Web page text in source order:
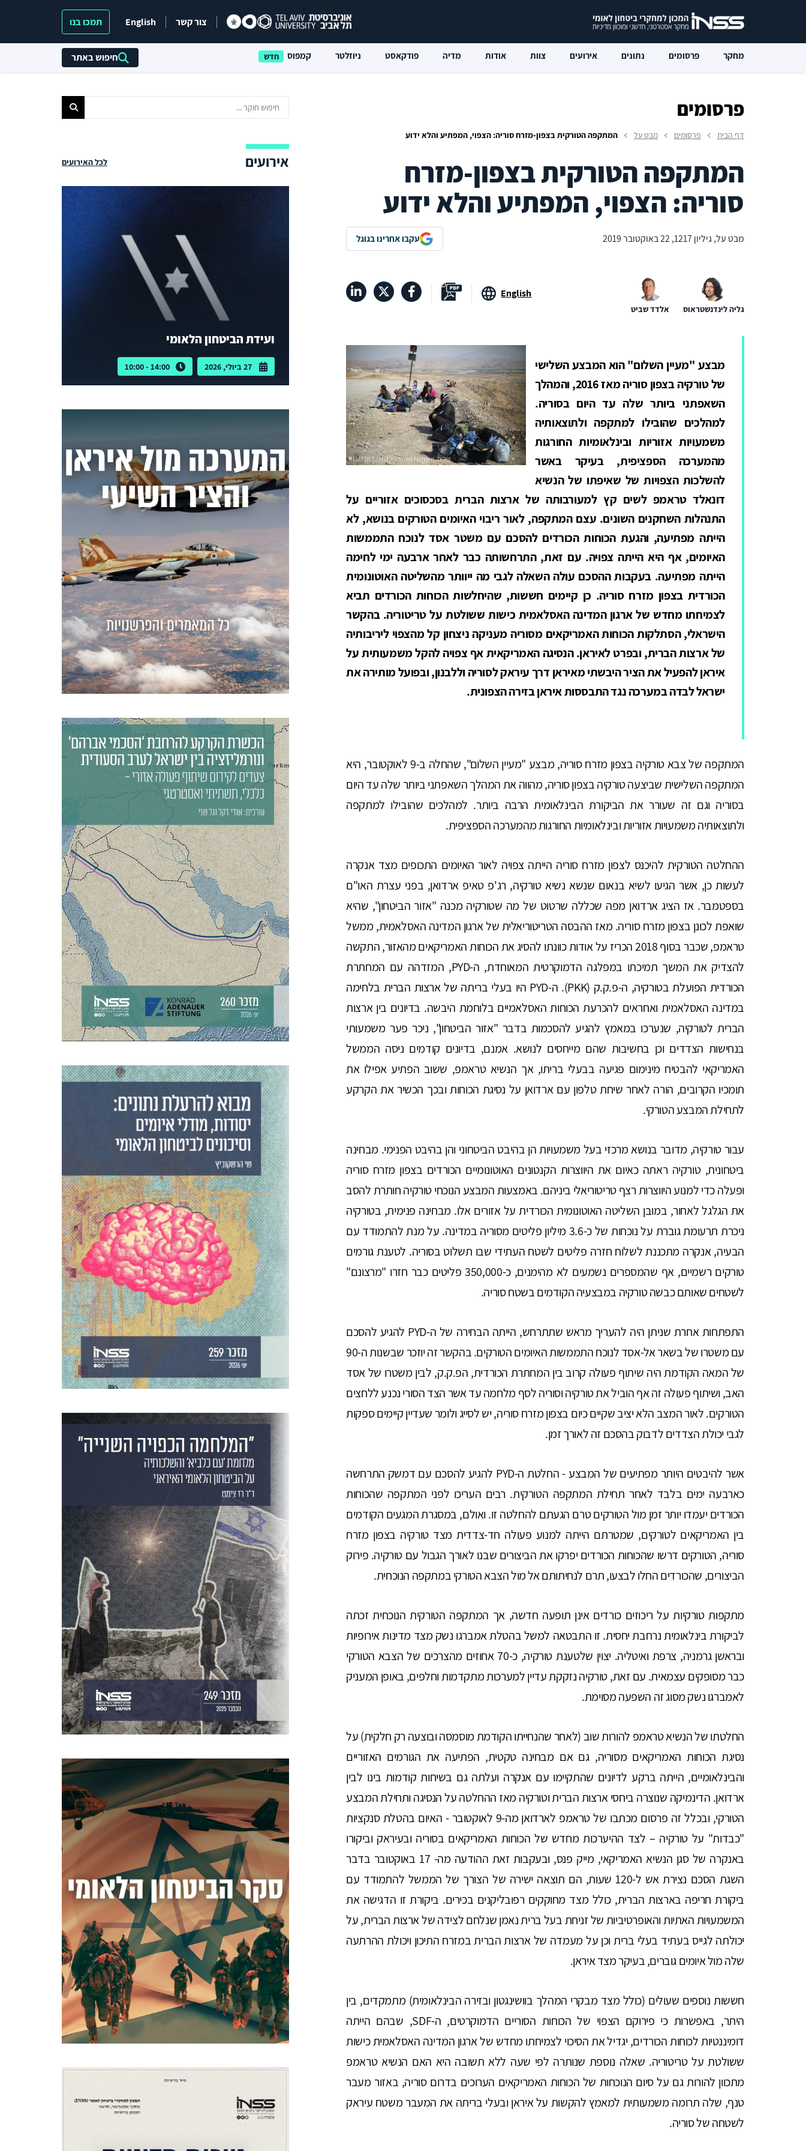
צור קשר English תמכו בנו
מחקר פרסומים נתונים אירועים צוות אודות מדיה פודקאסט ניוזלטר קמפוס חיפוש באתר
פרסומים
דף הבית פרסומים מבט על המתקפה הטורקית בצפון-מזרח סוריה: הצפוי, המפתיע והלא ידוע
המתקפה הטורקית בצפון-מזרח
סוריה: הצפוי, המפתיע והלא ידוע
מבט על, גיליון 1217, 22 באוקטובר 2019 עקבו אחרינו בגוגל
English
גליה לינדנשטראוס אלדד שביט
מבצע "מעיין השלום" הוא המבצע השלישי
של טורקיה בצפון סוריה מאז 2016, והמהלך
השאפתני ביותר שלה עד היום בסוריה.
למהלכים שהובילו למתקפה ולתוצאותיה
משמעויות אזוריות ובינלאומיות החורגות
מהמערכה הספציפית, בעיקר באשר
להשלכות הצפויות של שאיפתו של הנשיא
דונאלד טראמפ לשים קץ למעורבותה של ארצות הברית בסכסוכים אזוריים על
התנהלות השחקנים השונים. עצם המתקפה, לאור ריבוי האיומים הטורקים בנושא, לא
הייתה מפתיעה, והגעת הכוחות הכורדים להסכם עם משטר אסד לנוכח התממשות
האיומים, אף היא הייתה צפויה. עם זאת, התרחשותה כבר לאחר ארבעה ימי לחימה
הייתה מפתיעה. בעקבות ההסכם עולה השאלה לגבי מה ייוותר מהשליטה האוטונומית
הכורדית בצפון מזרח סוריה. כן קיימים חששות, שהיחלשות הכוחות הכורדים תביא
לצמיחתו מחדש של ארגון המדינה האסלאמית כישות ששולטת על טריטוריה. בהקשר
הישראלי, הסתלקות הכוחות האמריקאים מסוריה מעניקה ניצחון קל מהצפוי ליריבותיה
של ארצות הברית, ובפרט לאיראן. הנסיגה האמריקאית אף צפויה להקל משמעותית על
איראן להפעיל את הציר היבשתי מאיראן דרך עיראק לסוריה וללבנון, ובפועל מותירה את
ישראל לבדה במערכה נגד התבססות איראן בזירה הצפונית.
המתקפה של צבא טורקיה בצפון מזרח סוריה, מבצע "מעיין השלום", שהחלה ב-9 לאוקטובר, היא
המתקפה השלישית שביצעה טורקיה בצפון סוריה, מהווה את המהלך השאפתני ביותר שלה עד היום
בסוריה וגם זה שעורר את הביקורת הבינלאומית הרבה ביותר. למהלכים שהובילו למתקפה
ולתוצאותיה משמעויות אזוריות ובינלאומיות החורגות מהמערכה הספציפית.
ההחלטה הטורקית להיכנס לצפון מזרח סוריה הייתה צפויה לאור האיומים התכופים מצד אנקרה
לעשות כן, אשר הגיעו לשיא בנאום שנשא נשיא טורקיה, רג'פ טאיפ ארדואן, בפני עצרת האו"ם
בספטמבר. אז הציג ארדואן מפה שכללה שרטוט של מה שטורקיה מכנה "אזור הביטחון", שהיא
שואפת לכונן בצפון מזרח סוריה. מאז ההבסה הטריטוריאלית של ארגון המדינה האסלאמית, ממשל
טראמפ, שכבר בסוף 2018 הכריז על אודות כוונתו להסיג את הכוחות האמריקאים מהאזור, התקשה
להצדיק את המשך תמיכתו במפלגה הדמוקרטית המאוחדת, ה-PYD, המזדהה עם המחתרת
הכורדית הפועלת בטורקיה, ה-פ.ק.ק (PKK). ה-PYD היו בעלי בריתה של ארצות הברית בלחימה
במדינה האסלאמית ואחראים להכרעת הכוחות האסלאמיים בלוחמת היבשה. בדיונים בין ארצות
הברית לטורקיה, שנערכו במאמץ להגיע להסכמות בדבר "אזור הביטחון", ניכר פער משמעותי
בנחישות הצדדים וכן בחשיבות שהם מייחסים לנושא. אמנם, בדיונים קודמים ניסה הממשל
האמריקאי להבטיח מינימום פגיעה בבעלי בריתו, אך הנשיא טראמפ, ששוב הפתיע אפילו את
תומכיו הקרובים, הורה לאחר שיחת טלפון עם ארדואן על נסיגת הכוחות ובכך הכשיר את הקרקע
לתחילת המבצע הטורקי.
עבור טורקיה, מדובר בנושא מרכזי בעל משמעויות הן בהיבט הביטחוני והן בהיבט הפנימי. מבחינה
ביטחונית, טורקיה ראתה כאיום את היווצרות הקנטונים האוטונומיים הכורדים בצפון מזרח סוריה
ופעלה כדי למנוע היווצרות רצף טריטוריאלי ביניהם. באמצעות המבצע הנוכחי טורקיה חותרת להסב
את הגלגל לאחור, במובן השליטה האוטונומית הכורדית על אזורים אלו. מבחינה פנימית, בטורקיה
ניכרת תרעומת גוברת על נוכחות של כ-3.6 מיליון פליטים מסוריה במדינה. על מנת להתמודד עם
הבעיה, אנקרה מתכננת לשלוח חזרה פליטים לשטח העתידי שבו תשלוט בסוריה. לטענת גורמים
טורקים רשמיים, אף שהמספרים נשמעים לא מהימנים, כ-350,000 פליטים כבר חזרו "מרצונם"
לשטחים שאותם כבשה טורקיה במבצעיה הקודמים בשטח סוריה.
התפתחות אחרת שניתן היה להעריך מראש שתתרחש, הייתה הבחירה של ה-PYD להגיע להסכם
עם משטרו של בשאר אל-אסד לנוכח התממשות האיומים הטורקים. בהקשר זה יוזכר שבשנות ה-90
של המאה הקודמת היה שיתוף פעולה קרוב בין המחתרת הכורדית, הפ.ק.ק, לבין משטרו של אסד
האב, ושיתוף פעולה זה אף הוביל את טורקיה וסוריה לסף מלחמה עד אשר הצד הסורי נכנע ללחצים
הטורקים. לאור המצב הלא יציב שקיים כיום בצפון מזרח סוריה, יש לסייג ולומר שעדיין קיימים ספקות
לגבי יכולת הצדדים לדבוק בהסכם זה לאורך זמן.
אשר להיבטים היותר מפתיעים של המבצע - החלטת ה-PYD להגיע להסכם עם דמשק התרחשה
כארבעה ימים בלבד לאחר תחילת המתקפה הטורקית. רבים העריכו לפני המתקפה שהכוחות
הכורדים יעמדו יותר זמן מול הטורקים טרם הגעתם להחלטה זו. ואולם, במסגרת המגעים הקודמים
בין האמריקאים לטורקים, שמטרתם הייתה למנוע פעולה חד-צדדית מצד טורקיה בצפון מזרח
סוריה, הטורקים דרשו שהכוחות הכורדים יפרקו את הביצורים שבנו לאורך הגבול עם טורקיה. פירוק
הביצורים, שהכורדים החלו לבצעו, תרם לנחיתותם אל מול הצבא הטורקי במתקפה הנוכחית.
מתקפות טורקיות על ריכוזים כורדים אינן תופעה חדשה, אך המתקפה הטורקית הנוכחית זכתה
לביקורת בינלאומית נרחבת יחסית. זו התבטאה למשל בהטלת אמברגו נשק מצד מדינות אירופיות
ובראשן גרמניה, צרפת ואיטליה. יצוין שלטענת טורקיה, כ-70 אחוזים מהצרכים של הצבא הטורקי
כבר מסופקים עצמאית. עם זאת, טורקיה נזקקת עדיין למערכות מתקדמות וחלפים, באופן המעניק
לאמברגו נשק מסוג זה השפעה מסוימת.
החלטתו של הנשיא טראמפ להורות שוב (לאחר שהנחייתו הקודמת מוסמסה ובוצעה רק חלקית) על
נסיגת הכוחות האמריקאים מסוריה, גם אם מבחינה טקטית, הפתיעה את הגורמים האזוריים
והבינלאומיים, הייתה ברקע לדיונים שהתקיימו עם אנקרה ועלתה גם בשיחות קודמות בינו לבין
ארדואן. הדינמיקה שנוצרה ביחסי ארצות הברית וטורקיה מאז ההחלטה על הנסיגה ותחילת המבצע
הטורקי, ובכלל זה פרסום מכתבו של טראמפ לארדואן מה-9 לאוקטובר - האיום בהטלת סנקציות
"כבדות" על טורקיה – לצד ההיערכות מחדש של הכוחות האמריקאים בסוריה ובעיראק וביקורו
באנקרה של סגן הנשיא האמריקאי, מייק פנס, ובעקבות זאת ההודעה מה- 17 באוקטובר בדבר
השגת הסכם נצירת אש ל-120 שעות, הם תוצאה ישירה של הצורך של הממשל להתמודד עם
ביקורת חריפה בארצות הברית, כולל מצד מחוקקים רפובליקנים בכירים. ביקורת זו הדגישה את
המשמעויות האתיות והאופרטיביות של זניחת בעל ברית נאמן שנלחם לצידה של ארצות הברית, על
יכולתה לגייס בעתיד בעלי ברית וכן על מעמדה של ארצות הברית במזרח התיכון ויכולת ההרתעה
שלה מול איומים גוברים, בעיקר מצד איראן.
חששות נוספים שעולים (כולל מצד מבקרי המהלך בוושינגטון ובזירה הבינלאומית) מתמקדים, בין
היתר, באפשרות כי פירוקם הצפוי של הכוחות הסוריים הדמוקרטים, ה-SDF, שבהם הייתה
דומיננטיות לכוחות הכורדים, יגדיל את הסיכוי לצמיחתו מחדש של ארגון המדינה האסלאמית כישות
ששולטת על טריטוריה. שאלה נוספת שנותרה לפי שעה ללא תשובה היא האם הנשיא טראמפ
מתכוון להורות גם על סיום הנוכחות של הכוחות האמריקאים הערוכים בדרום סוריה, באזור מעבר
טנף, שלה תרומה משמעותית למאמץ להקשות על איראן ובעלי בריתה את המעבר משטח עיראק
לשטחה של סוריה.
אירועים לכל האירועים
ועידת הביטחון הלאומי
27 ביולי, 2026 14:00 - 10:00